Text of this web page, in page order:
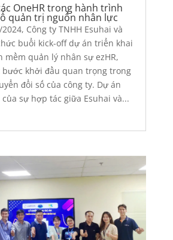
OneHR trong hành trình
quản trị nguồn nhân lực
Công ty TNHH Esuhai và
buổi kick-off dự án triển khai
mềm quản lý nhân sự ezHR,
khởi đầu quan trọng trong
đổi số của công ty. Dự án
sự hợp tác giữa Esuhai và...